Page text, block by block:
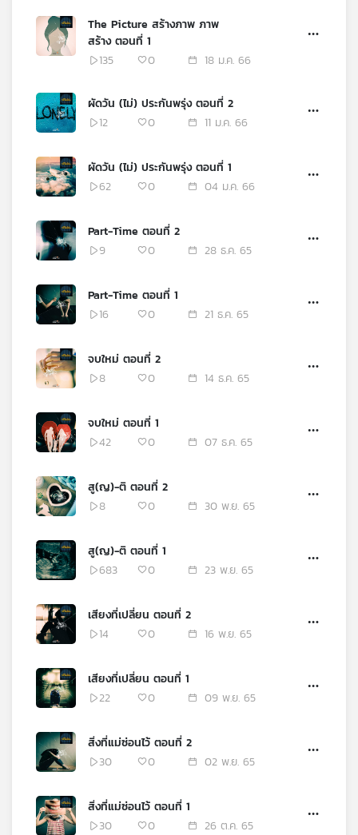
แผนที่
The Picture สร้างภาพ ภาพ
สร้าง ตอนที่ 1
135
0 18 ม.ค. 66
ผัดวัน (ไม่) ประกันพรุ่ง ตอนที่ 2
12
0 11 ม.ค. 66
ผัดวัน (ไม่) ประกันพรุ่ง ตอนที่ 1
62
0 04 ม.ค. 66
Part-Time ตอนที่ 2
9
0 28 ธ.ค. 65
Part-Time ตอนที่ 1
16
0 21 ธ.ค. 65
จบใหม่ ตอนที่ 2
8
0 14 ธ.ค. 65
จบใหม่ ตอนที่ 1
42
0 07 ธ.ค. 65
สู(ญ)-ติ ตอนที่ 2
8
0 30 พ.ย. 65
สู(ญ)-ติ ตอนที่ 1
683
0 23 พ.ย. 65
เสียงที่เปลี่ยน ตอนที่ 2
14
0 16 พ.ย. 65
เสียงที่เปลี่ยน ตอนที่ 1
22
0 09 พ.ย. 65
สิ่งที่แม่ซ่อนไว้ ตอนที่ 2
30
0 02 พ.ย. 65
สิ่งที่แม่ซ่อนไว้ ตอนที่ 1
30
0 26 ต.ค. 65